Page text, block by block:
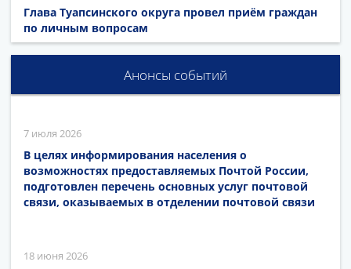
Глава Туапсинского округа провел приём граждан
по личным вопросам
Анонсы событий
7 июля 2026
В целях информирования населения о
возможностях предоставляемых Почтой России,
подготовлен перечень основных услуг почтовой
связи, оказываемых в отделении почтовой связи
18 июня 2026